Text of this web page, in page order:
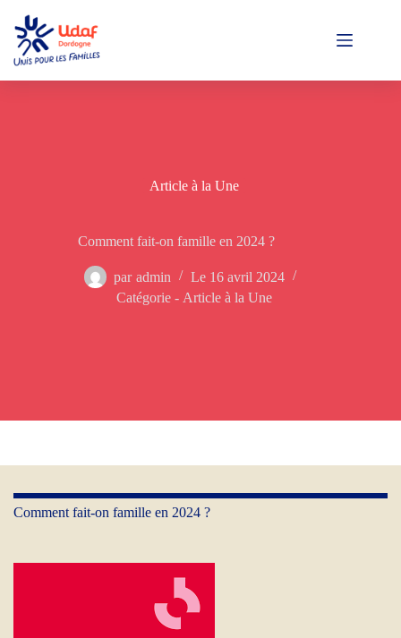
contenu
Article à la Une
Comment fait-on famille en 2024 ?
par admin Le 16 avril 2024
Catégorie - Article à la Une
Comment fait-on famille en 2024 ?